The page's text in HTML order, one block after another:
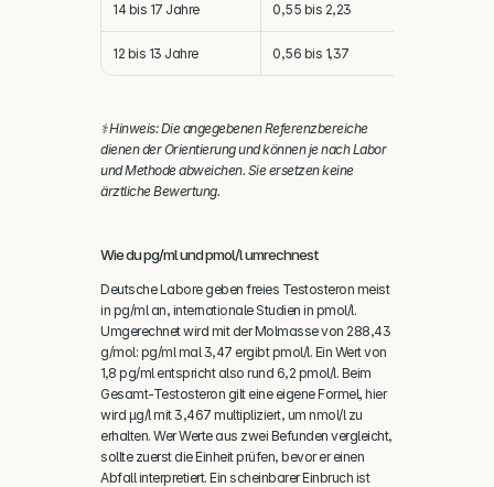
14 bis 17 Jahre 0,55 bis 2,23
12 bis 13 Jahre 0,56 bis 1,37
⚕️ Hinweis: Die angegebenen Referenzbereiche
dienen der Orientierung und können je nach Labor
und Methode abweichen. Sie ersetzen keine
ärztliche Bewertung.
Wie du pg/ml und pmol/l umrechnest
Deutsche Labore geben freies Testosteron meist
in pg/ml an, internationale Studien in pmol/l.
Umgerechnet wird mit der Molmasse von 288,43
g/mol: pg/ml mal 3,47 ergibt pmol/l. Ein Wert von
1,8 pg/ml entspricht also rund 6,2 pmol/l. Beim
Gesamt-Testosteron gilt eine eigene Formel, hier
wird µg/l mit 3,467 multipliziert, um nmol/l zu
erhalten. Wer Werte aus zwei Befunden vergleicht,
sollte zuerst die Einheit prüfen, bevor er einen
Abfall interpretiert. Ein scheinbarer Einbruch ist